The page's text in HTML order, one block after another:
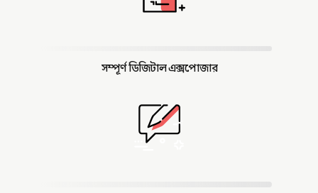
সম্পূর্ণ ডিজিটাল এক্সপোজার